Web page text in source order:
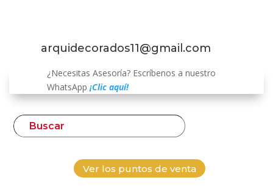
arquidecorados11@gmail.com
¿Necesitas Asesoría? Escríbenos a nuestro
WhatsApp ¡Clic aquí!
Ver los puntos de venta